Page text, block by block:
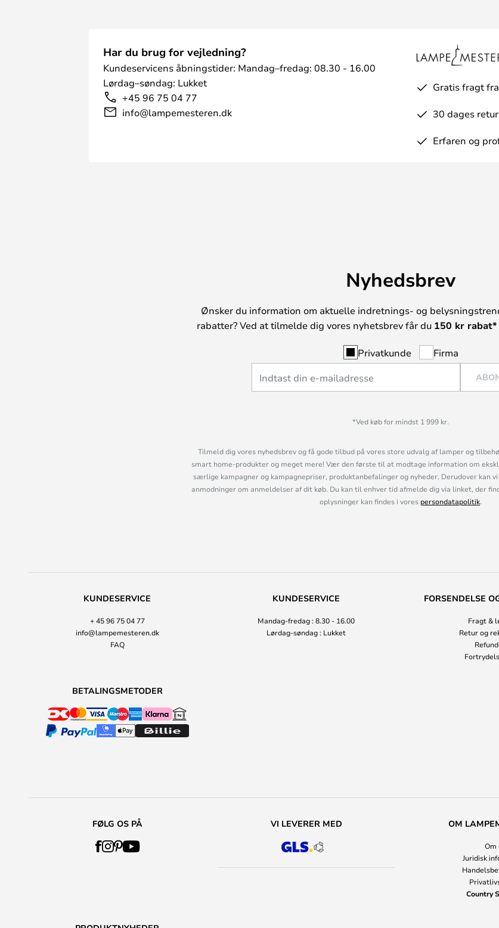
Har du brug for vejledning?
Kundeservicens åbningstider: Mandag–fredag: 08.30 - 16.00
Lørdag–søndag: Lukket
+45 96 75 04 77
info@lampemesteren.dk
Gratis fragt
30 dages
Erfaren og
Nyhedsbrev
Ønsker du information om aktuelle indretnings- og
rabatter? Ved at tilmelde dig vores nyhetsbrev får du 150 kr rabat*
Privatkunde Firma
*Ved køb for mindst 1 999 kr.
Tilmeld dig vores nyhedsbrev og få gode tilbud på vores store udvalg af lamper og
smart home-produkter og meget mere! Vær den første til at modtage information om
særlige kampagner og kampagnepriser, produktanbefalinger og nyheder. Derudover kan
anmodninger om anmeldelser af dit køb. Du kan til enhver tid afmelde dig via linket, der
oplysninger kan findes i vores persondatapolitik.
KUNDESERVICE
+ 45 96 75 04 77
info@lampemesteren.dk
FAQ
KUNDESERVICE
Mandag-fredag : 8.30 - 16.00
Lørdag-søndag : Lukket
FORSENDELSE
Fragt &
Retur og
BETALINGSMETODER
FØLG OS PÅ VI LEVERER MED OM
Om
Juridisk
Country